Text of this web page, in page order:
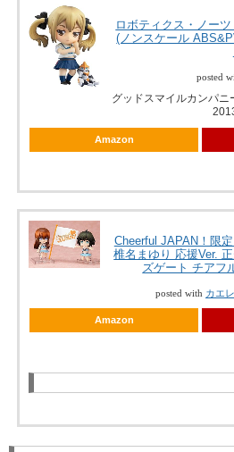
ロボティクス・ノー
(ノンスケール
posted
グッドスマイルカンパニ
Amazon
Cheerful JAPAN！限
椎名まゆり 応援Ver.
ズゲート チアフ
posted with カエ
Amazon